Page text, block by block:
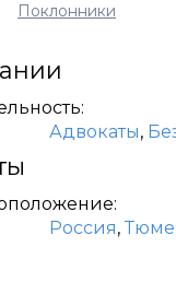
Поклонники
Адвокаты,
Россия,